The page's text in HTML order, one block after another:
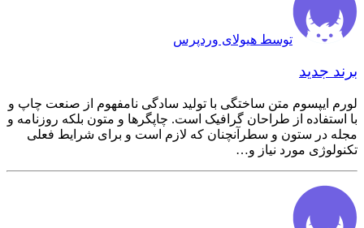
توسط هیولای وردپرس
برند جدید
لورم ایپسوم متن ساختگی با تولید سادگی نامفهوم از صنعت چاپ و
با استفاده از طراحان گرافیک است. چاپگرها و متون بلکه روزنامه و
مجله در ستون و سطرآنچنان که لازم است و برای شرایط فعلی
تکنولوژی مورد نیاز و…